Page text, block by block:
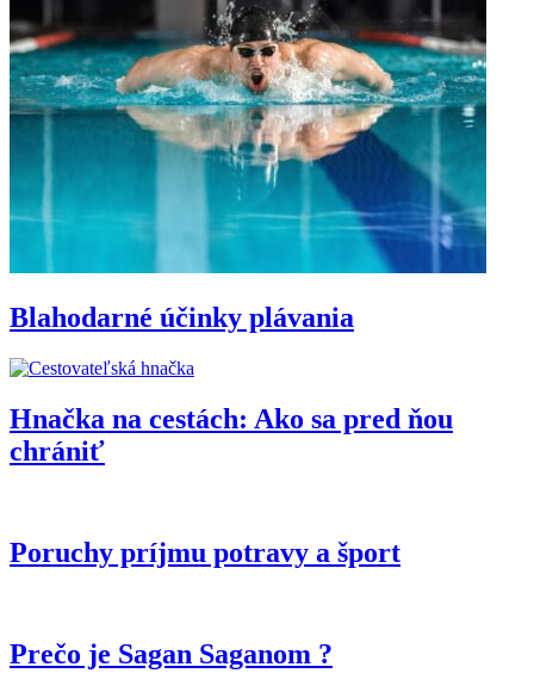
Blahodarné účinky plávania
Hnačka na cestách: Ako sa pred ňou
chrániť
Poruchy príjmu potravy a šport
Prečo je Sagan Saganom ?